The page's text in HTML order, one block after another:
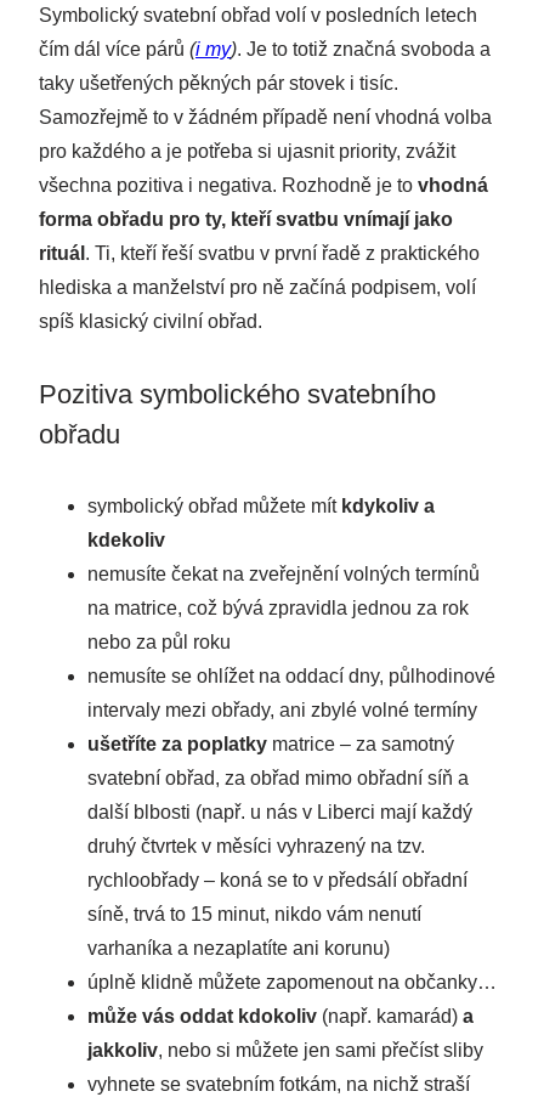
Symbolický svatební obřad volí v posledních letech
čím dál více párů (i my). Je to totiž značná svoboda a
taky ušetřených pěkných pár stovek i tisíc.
Samozřejmě to v žádném případě není vhodná volba
pro každého a je potřeba si ujasnit priority, zvážit
všechna pozitiva i negativa. Rozhodně je to vhodná
forma obřadu pro ty, kteří svatbu vnímají jako
rituál . Ti, kteří řeší svatbu v první řadě z praktického
hlediska a manželství pro ně začíná podpisem, volí
spíš klasický civilní obřad.
Pozitiva symbolického svatebního
obřadu
symbolický obřad můžete mít kdykoliv a
kdekoliv
nemusíte čekat na zveřejnění volných termínů
na matrice, což bývá zpravidla jednou za rok
nebo za půl roku
nemusíte se ohlížet na oddací dny, půlhodinové
intervaly mezi obřady, ani zbylé volné termíny
ušetříte za poplatky matrice – za samotný
svatební obřad, za obřad mimo obřadní síň a
další blbosti (např. u nás v Liberci mají každý
druhý čtvrtek v měsíci vyhrazený na tzv.
rychloobřady – koná se to v předsálí obřadní
síně, trvá to 15 minut, nikdo vám nenutí
varhaníka a nezaplatíte ani korunu)
úplně klidně můžete zapomenout na občanky…
může vás oddat kdokoliv (např. kamarád) a
jakkoliv, nebo si můžete jen sami přečíst sliby
vyhnete se svatebním fotkám, na nichž straší